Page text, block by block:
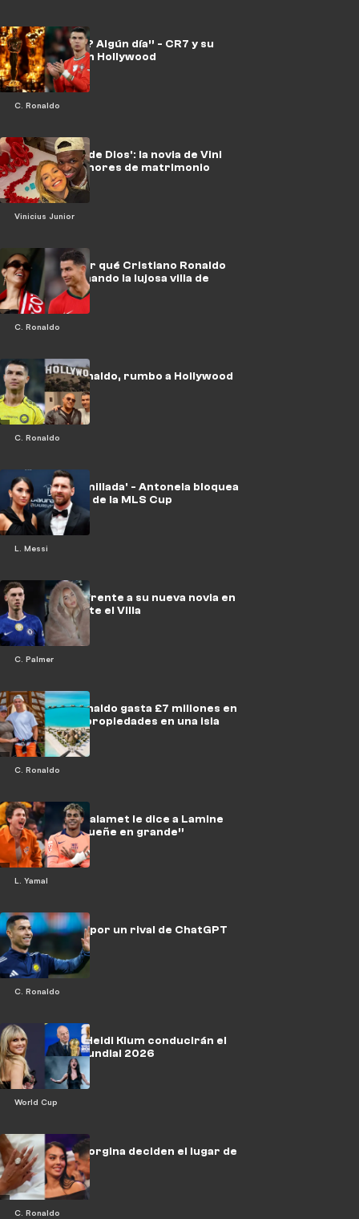
C. Ronaldo
“¿Los Óscar? Algún día” - CR7 y su
predicción en Hollywood
Vinicius Junior
'Por el amor de Dios': la novia de Vini
descarta rumores de matrimonio
C. Ronaldo
Explicado: Por qué Cristiano Ronaldo
está abandonando la lujosa villa de
retiro
C. Ronaldo
Cristiano Ronaldo, rumbo a Hollywood
L. Messi
'Me sentí humillada' - Antonela bloquea
a una modelo de la MLS Cup
C. Palmer
Palmer falla frente a su nueva novia en
la derrota ante el Villa
C. Ronaldo
Cristiano Ronaldo gasta £7 millones en
DOS nuevas propiedades en una isla
privada
L. Yamal
Timothée Chalamet le dice a Lamine
Yamal que “sueñe en grande”
C. Ronaldo
CR7 apuesta por un rival de ChatGPT
World Cup
Kevin Hart y Heidi Klum conducirán el
sorteo del Mundial 2026
C. Ronaldo
Ronaldo y Georgina deciden el lugar de
la boda